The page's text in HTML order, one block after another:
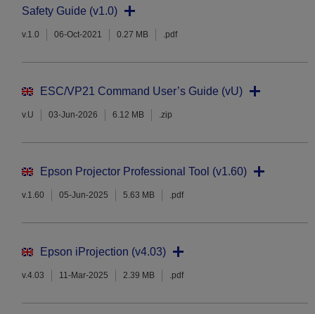
Safety Guide (v1.0)
v.1.0 06-Oct-2021 0.27 MB .pdf
ESC/VP21 Command User’s Guide (vU)
v.U 03-Jun-2026 6.12 MB .zip
Epson Projector Professional Tool (v1.60)
v.1.60 05-Jun-2025 5.63 MB .pdf
Epson iProjection (v4.03)
v.4.03 11-Mar-2025 2.39 MB .pdf